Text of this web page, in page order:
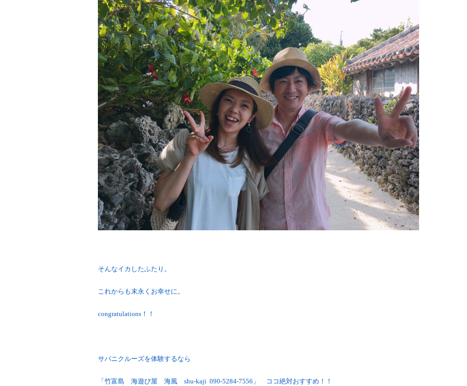
そんなイカしたふたり。
これからも末永くお幸せに。
congratulations！！
サバニクルーズを体験するなら
「竹富島 海遊び屋 海風 shu-kaji 090-5284-7556」 ココ絶対おすすめ！！